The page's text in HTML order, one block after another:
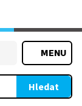
MENU
Hledat